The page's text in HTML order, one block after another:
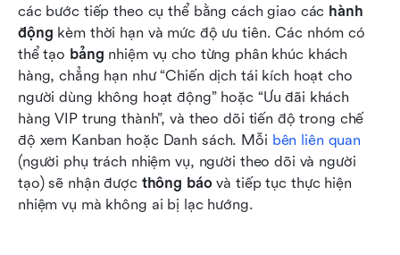
các bước tiếp theo cụ thể bằng cách giao các hành
động kèm thời hạn và mức độ ưu tiên. Các nhóm có
thể tạo bảng nhiệm vụ cho từng phân khúc khách
hàng, chẳng hạn như “Chiến dịch tái kích hoạt cho
người dùng không hoạt động” hoặc “Ưu đãi khách
hàng VIP trung thành”, và theo dõi tiến độ trong chế
độ xem Kanban hoặc Danh sách. Mỗi bên liên quan
(người phụ trách nhiệm vụ, người theo dõi và người
tạo) sẽ nhận được thông báo và tiếp tục thực hiện
nhiệm vụ mà không ai bị lạc hướng.